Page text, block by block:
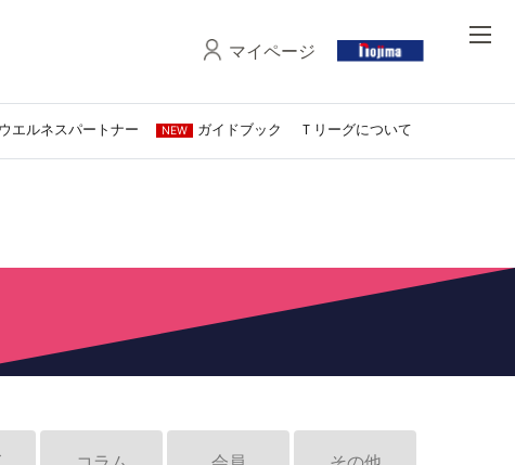
マイページ
ウエルネスパートナー NEW ガイドブック Ｔリーグについて